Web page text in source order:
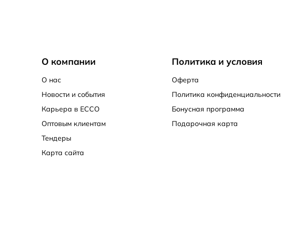
Политика и условия
Оферта
Политика конфиденциальности
Бонусная программа
Подарочная карта
О компании
О нас
Новости и события
Карьера в ECCO
Оптовым клиентам
Тендеры
Карта сайта